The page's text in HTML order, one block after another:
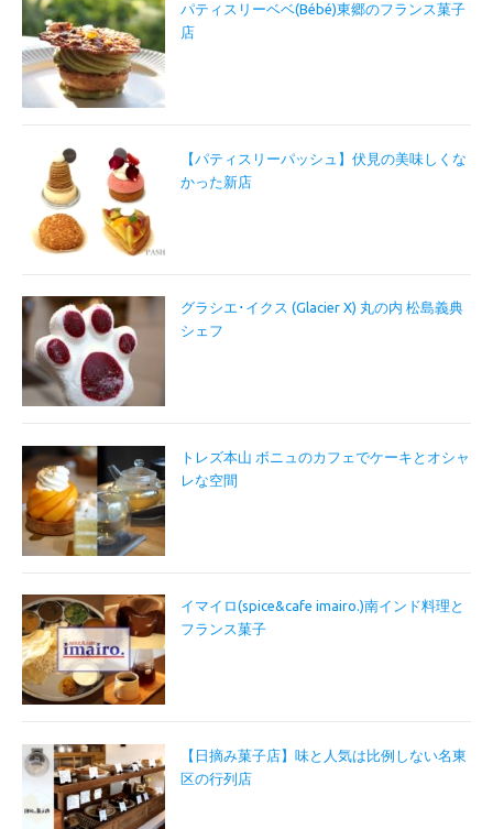
パティスリーベベ(Bébé)東郷のフランス菓子
店
【パティスリーパッシュ】伏見の美味しくな
かった新店
グラシエ･イクス (Glacier X) 丸の内 松島義典
シェフ
トレズ本山 ボニュのカフェでケーキとオシャ
レな空間
イマイロ(spice&cafe imairo.)南インド料理と
フランス菓子
【日摘み菓子店】味と人気は比例しない名東
区の行列店